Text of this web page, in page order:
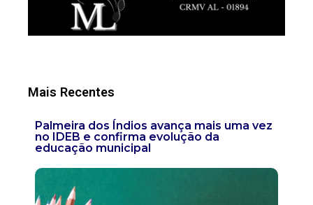
Mais Recentes
Palmeira dos Índios avança mais uma vez
no IDEB e confirma evolução da
educação municipal